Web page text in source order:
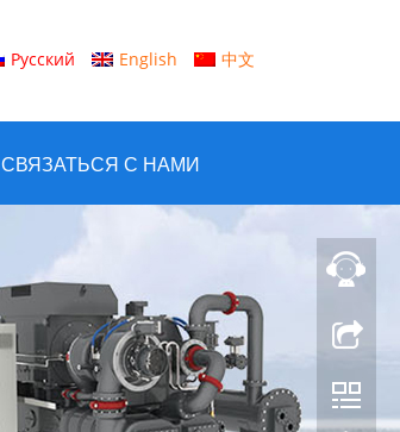
Русский English 中文
СВЯЗАТЬСЯ С НАМИ